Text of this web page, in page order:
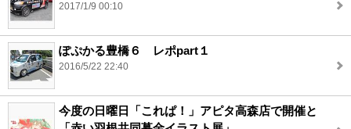
2017/1/9 00:10
ぽぷかる豊橋６ レポpart１
2016/5/22 22:40
今度の日曜日「これぱ！」アピタ高森店で開催と